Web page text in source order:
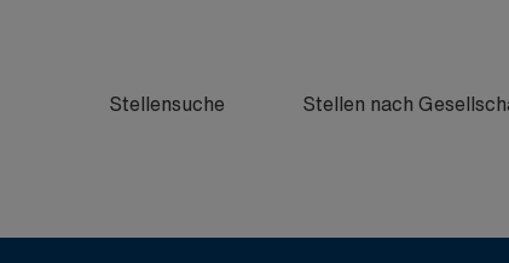
Stellensuche Stellen nach